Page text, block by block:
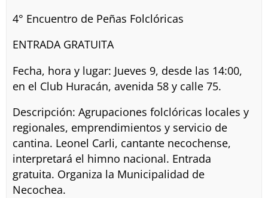
4° Encuentro de Peñas Folclóricas
ENTRADA GRATUITA
Fecha, hora y lugar: Jueves 9, desde las 14:00,
en el Club Huracán, avenida 58 y calle 75.
Descripción: Agrupaciones folclóricas locales y
regionales, emprendimientos y servicio de
cantina. Leonel Carli, cantante necochense,
interpretará el himno nacional. Entrada
gratuita. Organiza la Municipalidad de
Necochea.